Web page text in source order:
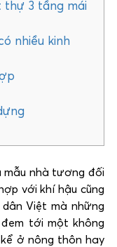
thự 3 tầng mái
nhiều kinh
mẫu nhà tương đối
với khí hậu cũng
Việt mà những
tới một không
ở nông thôn hay